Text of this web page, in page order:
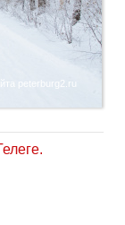
peterburg2.ru